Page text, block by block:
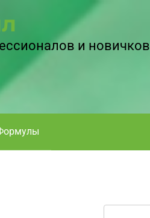
и новичков